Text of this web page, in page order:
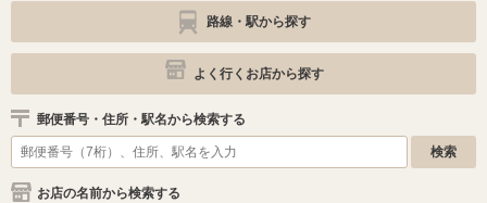
路線・駅から探す
よく行くお店から探す
郵便番号・住所・駅名から検索する
お店の名前から検索する